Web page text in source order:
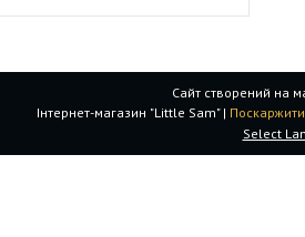
Сайт створений на
Інтернет-магазин "Little Sam" |
Select